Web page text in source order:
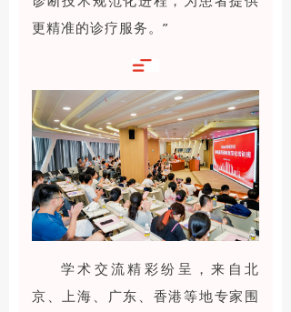
更精准的诊疗服务。”
学术交流精彩纷呈，来自北
京、上海、广东、香港等地专家围